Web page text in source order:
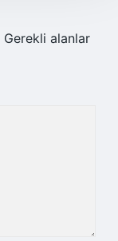
Gerekli alanlar